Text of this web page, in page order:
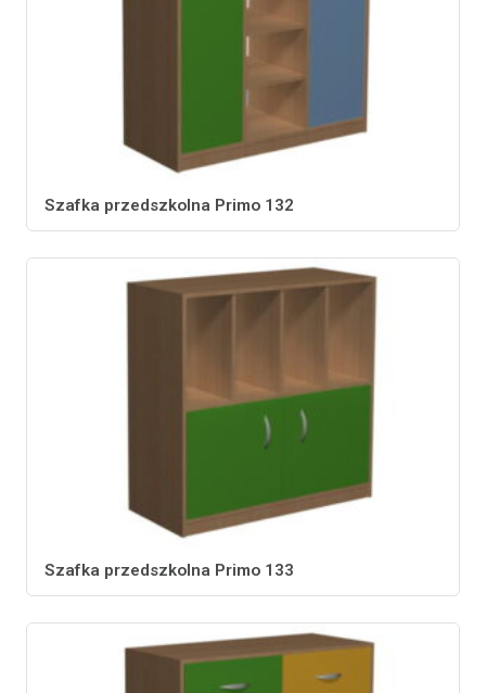
Szafka przedszkolna Primo 132
Szafka przedszkolna Primo 133